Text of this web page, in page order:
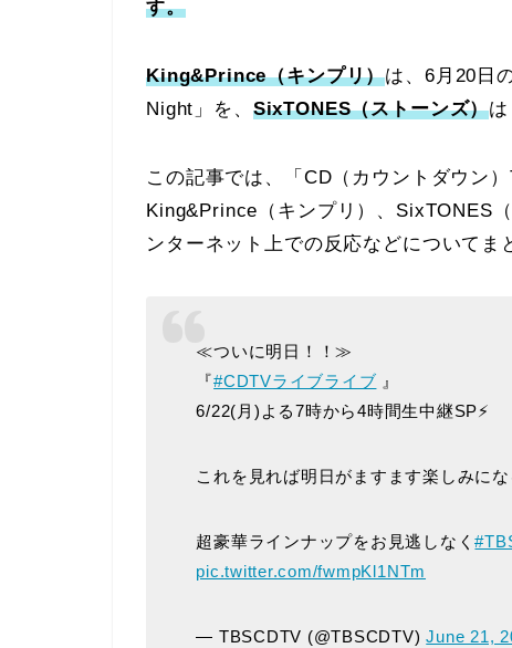
す。
King&Prince（キンプリ）は、6月20日
Night」を、 SixTONES（ストーンズ）
この記事では、「CD（カウントダウン
King&Prince（キンプリ）、SixTONES
ンターネット上での反応などについてま
≪ついに明日！！≫
『#CDTVライブライブ 』
6/22(月)よる7時から4時間生中継SP⚡
これを見れば明日がますます楽しみに
超豪華ラインナップをお見逃しなく
pic.twitter.com/fwmpKl1NTm
— TBSCDTV (@TBSCDTV)June 21,